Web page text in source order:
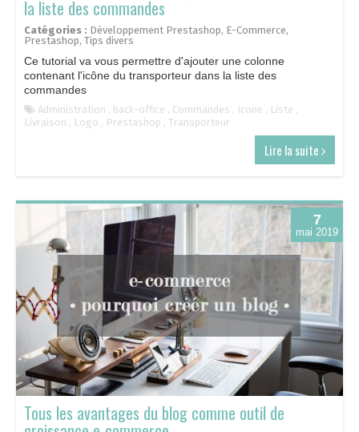
la liste des commandes
Catégories : Développement Prestashop, E-Commerce,
Prestashop, Tips divers
Ce tutorial va vous permettre d'ajouter une colonne
contenant l'icône du transporteur dans la liste des
commandes
Administration , back-office , Commandes , Icone , Liste ,
Livraison , Logo , Prestashop , Transporteur
Lire la suite
7
mai 2019
Tous les avantages du blog comme outil de